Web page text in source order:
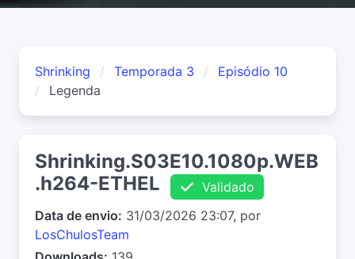
Shrinking Temporada 3
Episódio 10
Legenda
Shrinking.S03E10.1080p.WEB
.h264-ETHEL
Validado
Data de envio: 31/03/2026 23:07, por
LosChulosTeam